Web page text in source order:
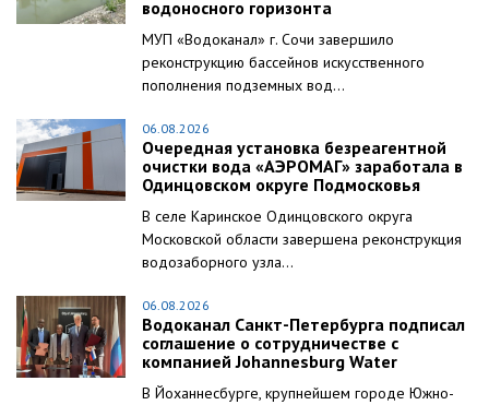
водоносного горизонта
МУП «Водоканал» г. Сочи завершило
реконструкцию бассейнов искусственного
пополнения подземных вод...
06.08.2026
Очередная установка безреагентной
очистки вода «АЭРОМАГ» заработала в
Одинцовском округе Подмосковья
В селе Каринское Одинцовского округа
Московской области завершена реконструкция
водозаборного узла...
06.08.2026
Водоканал Санкт-Петербурга подписал
соглашение о сотрудничестве с
компанией Johannesburg Water
В Йоханнесбурге, крупнейшем городе Южно-